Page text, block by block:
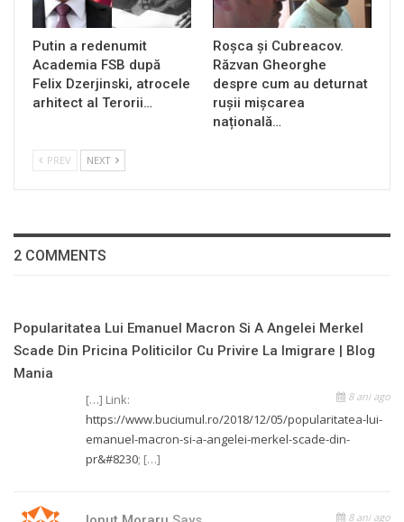
Putin a redenumit
Academia FSB după
Felix Dzerjinski, atrocele
arhitect al Terorii…
Roșca și Cubreacov.
Răzvan Gheorghe
despre cum au deturnat
rușii mișcarea
națională…
PREV NEXT
2 COMMENTS
Popularitatea Lui Emanuel Macron Si A Angelei Merkel
Scade Din Pricina Politicilor Cu Privire La Imigrare | Blog
Mania
8 ani ago
[…] Link:
https://www.buciumul.ro/2018/12/05/popularitatea-lui-
emanuel-macron-si-a-angelei-merkel-scade-din-
pr&#8230; […]
8 ani ago